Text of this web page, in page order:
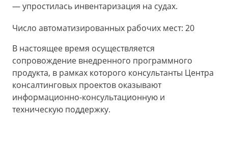
упростилась инвентаризация на судах.
Число автоматизированных рабочих мест: 20
В настоящее время осуществляется
сопровождение внедренного программного
продукта, в рамках которого консультанты Центра
консалтинговых проектов оказывают
информационно-консультационную и
техническую поддержку.